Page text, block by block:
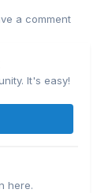
a comment
It's easy!
here.